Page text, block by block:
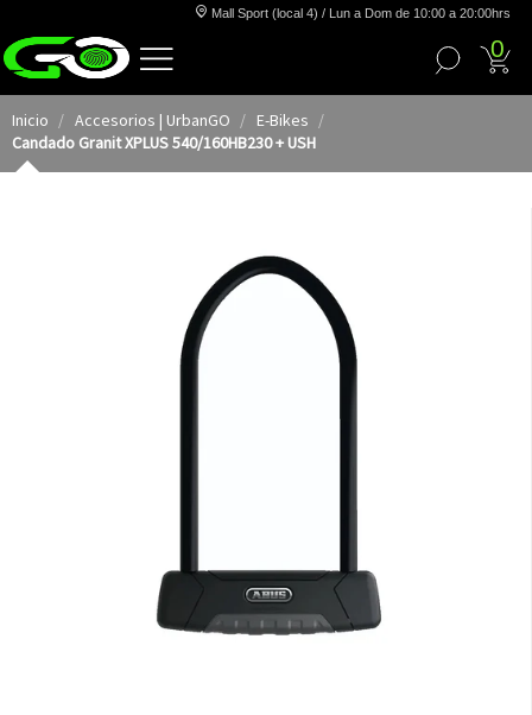
Mall Sport (local 4) / Lun a Dom de 10:00 a 20:00hrs
0
Inicio Accesorios | UrbanGO
E-Bikes
Candado Granit XPLUS 540/160HB230 + USH